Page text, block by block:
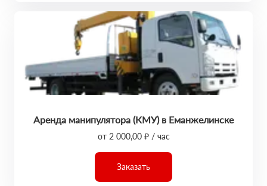
Аренда манипулятора (КМУ) в Еманжелинске
от 2 000,00 ₽ / час
Заказать